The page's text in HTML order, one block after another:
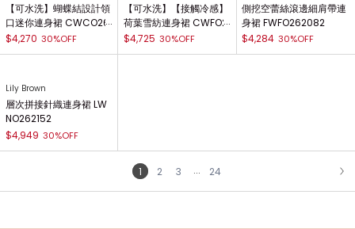
【可水洗】蝴蝶結設計領
口迷你連身裙 CWCO26
2060
$4,270 30%OFF
【可水洗】【接觸冷感】
荷葉雪紡連身裙 CWFO2
62053
$4,725 30%OFF
側挖空蕾絲滾邊細肩帶連
身裙 FWFO262082
$4,284 30%OFF
Lily Brown
層次拼接針織連身裙 LW
NO262152
$4,949 30%OFF
1 2 3 ...
24